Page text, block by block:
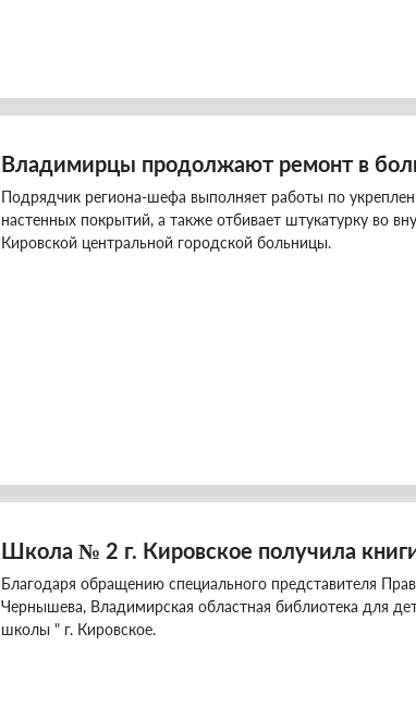
Владимирцы продолжают ремонт в
Подрядчик региона-шефа выполняет работы по
настенных покрытий, а также отбивает штукатурку во
Кировской центральной городской больницы.
Школа № 2 г. Кировское получила
Благодаря обращению специального представителя
Чернышева, Владимирская областная библиотека для
школы " г. Кировское.